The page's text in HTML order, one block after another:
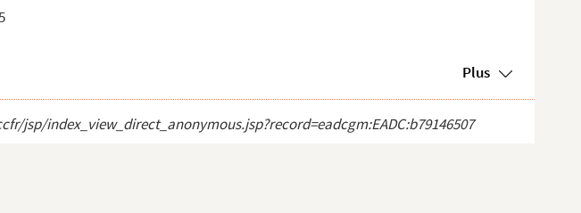
Plus
jsp/index_view_direct_anonymous.jsp?record=eadcgm:EADC:b79146507